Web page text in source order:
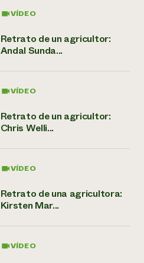
VÍDEO
Retrato de un agricultor:
Andal Sunda...
VÍDEO
Retrato de un agricultor:
Chris Welli...
VÍDEO
Retrato de una agricultora:
Kirsten Mar...
VÍDEO